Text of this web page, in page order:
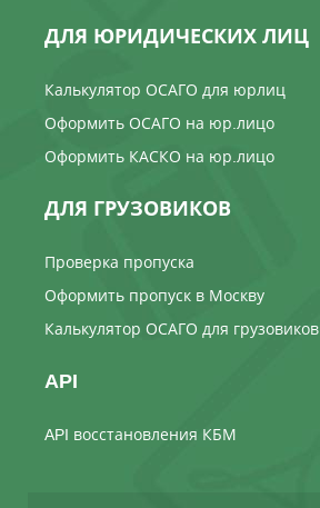
ДЛЯ ЮРИДИЧЕСКИХ ЛИЦ
Калькулятор ОСАГО для юрлиц
Оформить ОСАГО на юр.лицо
Оформить КАСКО на юр.лицо
ДЛЯ ГРУЗОВИКОВ
Проверка пропуска
Оформить пропуск в Москву
Калькулятор ОСАГО для грузовиков
API
API восстановления КБМ